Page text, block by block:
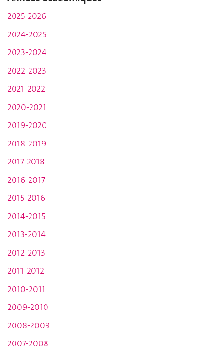
2025-2026
2024-2025
2023-2024
2022-2023
2021-2022
2020-2021
2019-2020
2018-2019
2017-2018
2016-2017
2015-2016
2014-2015
2013-2014
2012-2013
2011-2012
2010-2011
2009-2010
2008-2009
2007-2008